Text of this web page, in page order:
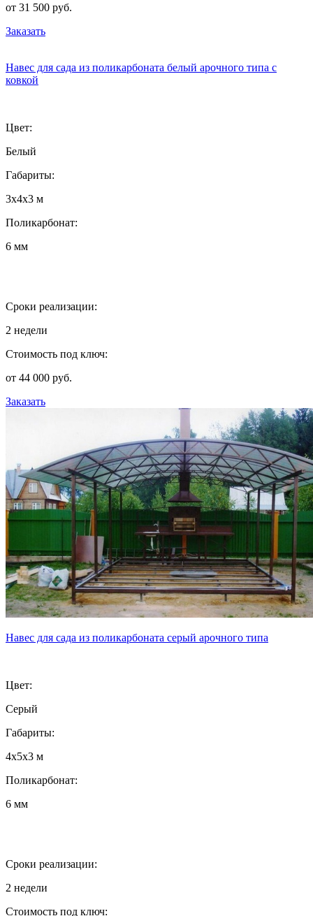
от 31 500 руб.
Заказать
Навес для сада из поликарбоната белый арочного типа с
ковкой
Цвет:
Белый
Габариты:
3х4х3 м
Поликарбонат:
6 мм
Сроки реализации:
2 недели
Стоимость под ключ:
от 44 000 руб.
Заказать
Навес для сада из поликарбоната серый арочного типа
Цвет:
Серый
Габариты:
4х5х3 м
Поликарбонат:
6 мм
Сроки реализации:
2 недели
Стоимость под ключ: